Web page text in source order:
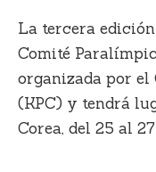
La tercera
Comité
organizada por el
(KPC) y tendrá
Corea, del 25 al